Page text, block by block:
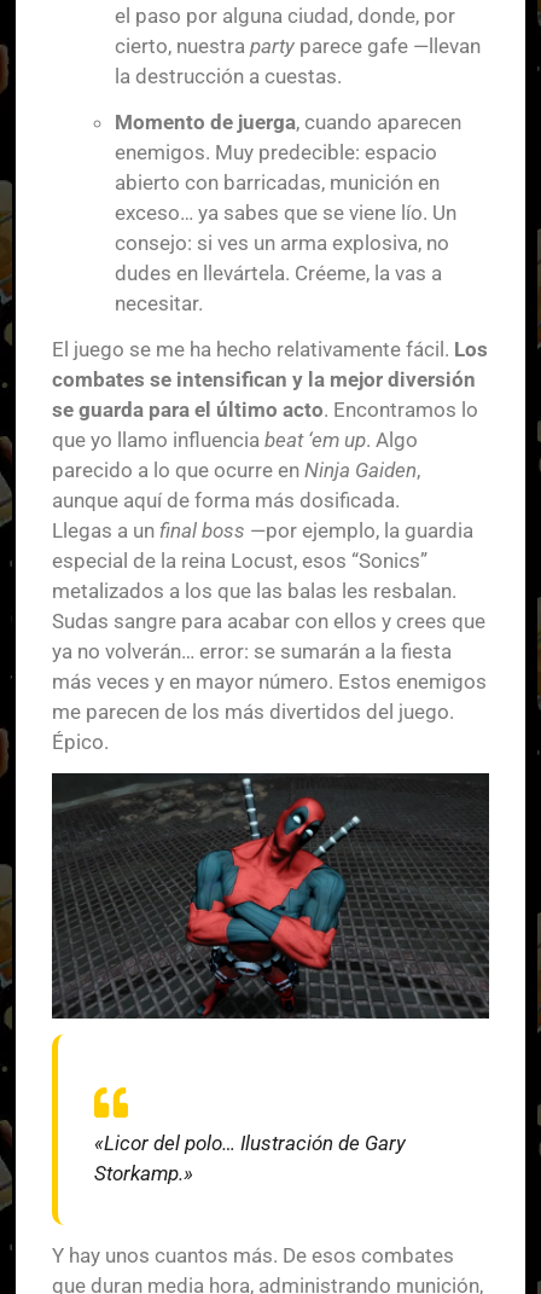
el paso por alguna ciudad, donde, por
cierto, nuestra partyparece gafe —llevan
la destrucción a cuestas.
Momento de juerga, cuando aparecen
enemigos. Muy predecible: espacio
abierto con barricadas, munición en
exceso… ya sabes que se viene lío. Un
consejo: si ves un arma explosiva, no
dudes en llevártela. Créeme, la vas a
necesitar.
El juego se me ha hecho relativamente fácil. Los
combates se intensifican y la mejor diversión
se guarda para el último acto. Encontramos lo
que yo llamo influencia beat ‘em up. Algo
parecido a lo que ocurre en Ninja Gaiden,
aunque aquí de forma más dosificada.
Llegas a un final boss —por ejemplo, la guardia
especial de la reina Locust, esos “Sonics”
metalizados a los que las balas les resbalan.
Sudas sangre para acabar con ellos y crees que
ya no volverán… error: se sumarán a la fiesta
más veces y en mayor número. Estos enemigos
me parecen de los más divertidos del juego.
Épico.
«Licor del polo… Ilustración de Gary
Storkamp.»
Y hay unos cuantos más. De esos combates
que duran media hora, administrando munición,